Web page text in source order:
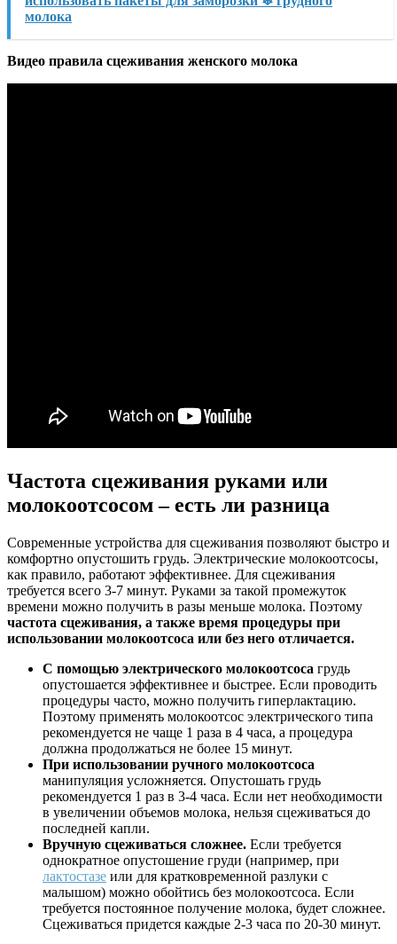
молока
Видео правила сцеживания женского молока
Частота сцеживания руками или
молокоотсосом – есть ли разница
Современные устройства для сцеживания позволяют быстро и
комфортно опустошить грудь. Электрические молокоотсосы,
как правило, работают эффективнее. Для сцеживания
требуется всего 3-7 минут. Руками за такой промежуток
времени можно получить в разы меньше молока. Поэтому
частота сцеживания, а также время процедуры при
использовании молокоотсоса или без него отличается.
С помощью электрического молокоотсоса грудь
опустошается эффективнее и быстрее. Если проводить
процедуры часто, можно получить гиперлактацию.
Поэтому применять молокоотсос электрического типа
рекомендуется не чаще 1 раза в 4 часа, а процедура
должна продолжаться не более 15 минут.
При использовании ручного молокоотсоса
манипуляция усложняется. Опустошать грудь
рекомендуется 1 раз в 3-4 часа. Если нет необходимости
в увеличении объемов молока, нельзя сцеживаться до
последней капли.
Вручную сцеживаться сложнее. Если требуется
однократное опустошение груди (например, при
лактостазе или для кратковременной разлуки с
малышом) можно обойтись без молокоотсоса. Если
требуется постоянное получение молока, будет сложнее.
Сцеживаться придется каждые 2-3 часа по 20-30 минут.